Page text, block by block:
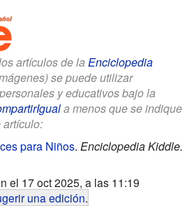
artículos de la Enciclopedia
se puede utilizar
y educativos bajo la
a menos que se indique
artículo:
para Niños. Enciclopedia Kiddle.
el 17 oct 2025, a las 11:19
una edición.